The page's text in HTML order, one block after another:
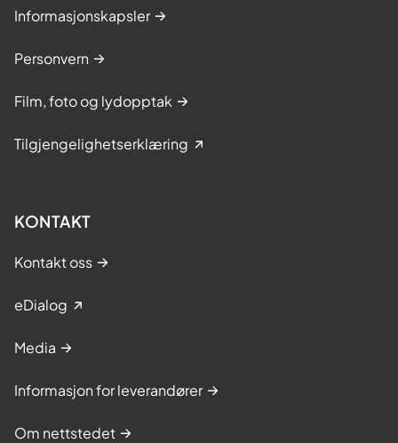
Informasjonskapsler
Personvern
Film, foto og lydopptak
Tilgjengelighetserklæring
KONTAKT
Kontakt oss
eDialog
Media
Informasjon for leverandører
Om nettstedet